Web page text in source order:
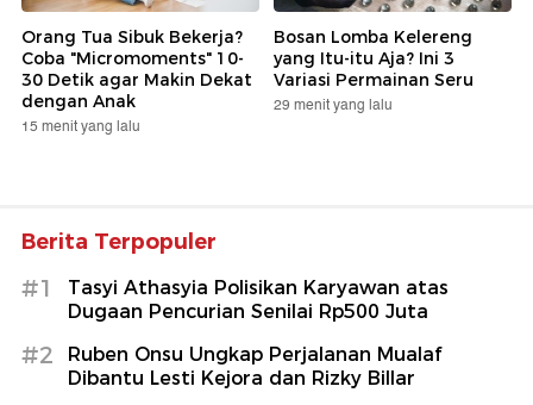
Orang Tua Sibuk Bekerja?
Coba "Micromoments" 10-
30 Detik agar Makin Dekat
dengan Anak
15 menit yang lalu
Bosan Lomba Kelereng
yang Itu-itu Aja? Ini 3
Variasi Permainan Seru
29 menit yang lalu
Berita Terpopuler
#1
Tasyi Athasyia Polisikan Karyawan atas
Dugaan Pencurian Senilai Rp500 Juta
#2
Ruben Onsu Ungkap Perjalanan Mualaf
Dibantu Lesti Kejora dan Rizky Billar